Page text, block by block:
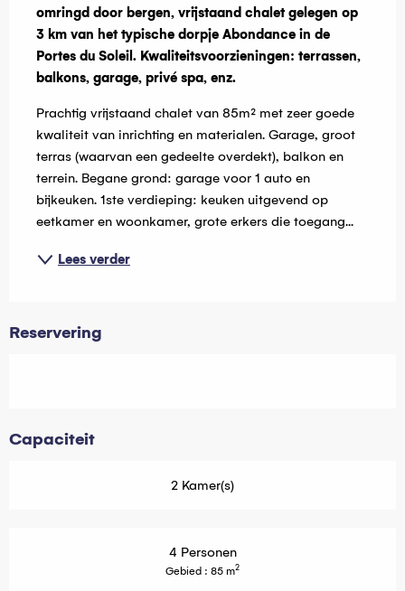
omringd door bergen, vrijstaand chalet gelegen op
3 km van het typische dorpje Abondance in de
Portes du Soleil. Kwaliteitsvoorzieningen: terrassen,
balkons, garage, privé spa, enz.
Prachtig vrijstaand chalet van 85m² met zeer goede
kwaliteit van inrichting en materialen. Garage, groot
terras (waarvan een gedeelte overdekt), balkon en
terrein. Begane grond: garage voor 1 auto en
bijkeuken. 1ste verdieping: keuken uitgevend op
eetkamer en woonkamer, grote erkers die toegang...
Lees verder
Reservering
Capaciteit
2 Kamer(s)
4 Personen
Gebied : 85 m2